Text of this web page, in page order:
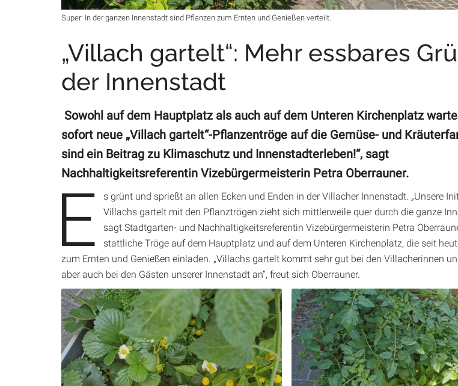
Super: In der ganzen Innenstadt sind Pflanzen zum Ernten und Genießen verteilt.
„Villach gartelt“: Mehr essbares
der Innenstadt
Sowohl auf dem Hauptplatz als auch auf dem Unteren Kirchenplatz
sofort neue „Villach gartelt“-Pflanzentröge auf die Gemüse- und
sind ein Beitrag zu Klimaschutz und Innenstadterleben!“, sagt
Nachhaltigkeitsreferentin Vizebürgermeisterin Petra Oberrauner.
E
s grünt und sprießt an allen Ecken und Enden in der Villacher Innenstadt. „Unsere
Villachs gartelt mit den Pflanztrögen zieht sich mittlerweile quer durch die ganze
sagt Stadtgarten- und Nachhaltigkeitsreferentin Vizebürgermeisterin Petra
stattliche Tröge auf dem Hauptplatz und auf dem Unteren Kirchenplatz, die seit
zum Ernten und Genießen einladen. „Villachs gartelt kommt sehr gut bei den Villacherinnen
aber auch bei den Gästen unserer Innenstadt an“, freut sich Oberrauner.